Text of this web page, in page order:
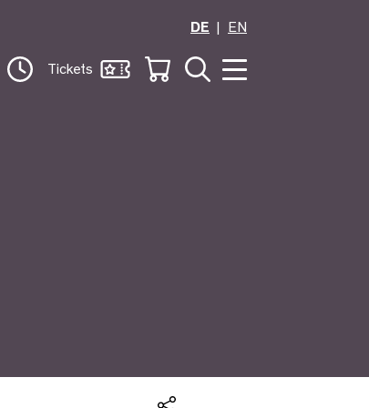
DE
EN
Tickets